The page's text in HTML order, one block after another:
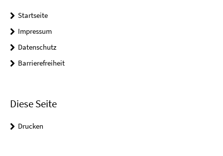
Startseite
Impressum
Datenschutz
Barrierefreiheit
Diese Seite
Drucken